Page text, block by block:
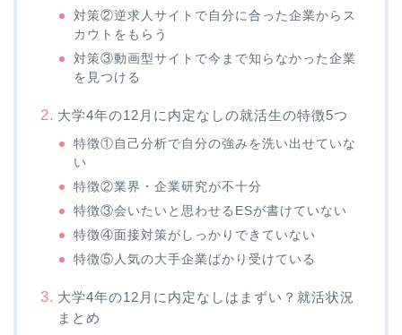
対策②逆求人サイトで自分に合った企業からス
カウトをもらう
対策③動画型サイトで今まで知らなかった企業
を見つける
大学4年の12月に内定なしの就活生の特徴5つ
特徴①自己分析で自分の強みを洗い出せていな
い
特徴②業界・企業研究が不十分
特徴③会いたいと思わせるESが書けていない
特徴④面接対策がしっかりできていない
特徴⑤人気の大手企業ばかり受けている
大学4年の12月に内定なしはまずい？就活状況
まとめ